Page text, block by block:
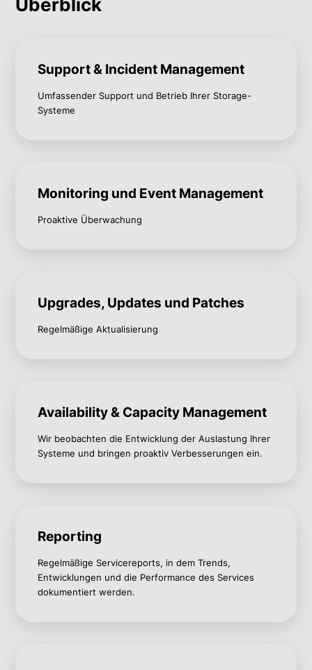
Überblick
Support & Incident Management
Umfassender Support und Betrieb Ihrer Storage-
Systeme
Monitoring und Event Management
Proaktive Überwachung
Upgrades, Updates und Patches
Regelmäßige Aktualisierung
Availability & Capacity Management
Wir beobachten die Entwicklung der Auslastung Ihrer
Systeme und bringen proaktiv Verbesserungen ein.
Reporting
Regelmäßige Servicereports, in dem Trends,
Entwicklungen und die Performance des Services
dokumentiert werden.